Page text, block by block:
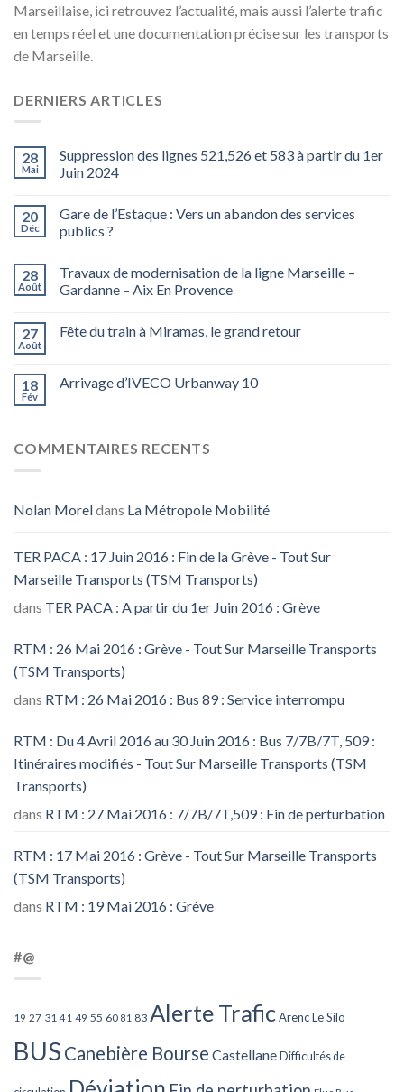
Marseillaise, ici retrouvez l’actualité, mais aussi l’alerte trafic
en temps réel et une documentation précise sur les transports
de Marseille.
DERNIERS ARTICLES
28
Mai
Suppression des lignes 521,526 et 583 à partir du 1er
Juin 2024
20
Déc
Gare de l’Estaque : Vers un abandon des services
publics ?
28
Août
Travaux de modernisation de la ligne Marseille –
Gardanne – Aix En Provence
27
Août
Fête du train à Miramas, le grand retour
18
Fév
Arrivage d’IVECO Urbanway 10
COMMENTAIRES RECENTS
Nolan Moreldans La Métropole Mobilité
TER PACA : 17 Juin 2016 : Fin de la Grève - Tout Sur
Marseille Transports (TSM Transports)
dans TER PACA : A partir du 1er Juin 2016 : Grève
RTM : 26 Mai 2016 : Grève - Tout Sur Marseille Transports
(TSM Transports)
dans RTM : 26 Mai 2016 : Bus 89 : Service interrompu
RTM : Du 4 Avril 2016 au 30 Juin 2016 : Bus 7/7B/7T, 509 :
Itinéraires modifiés - Tout Sur Marseille Transports (TSM
Transports)
dans RTM : 27 Mai 2016 : 7/7B/7T,509 : Fin de perturbation
RTM : 17 Mai 2016 : Grève - Tout Sur Marseille Transports
(TSM Transports)
dans RTM : 19 Mai 2016 : Grève
#@
19 27 31 41 49 55 60 81 83 Alerte TraficArenc Le Silo
BUS Canebière Bourse Castellane Difficultés de